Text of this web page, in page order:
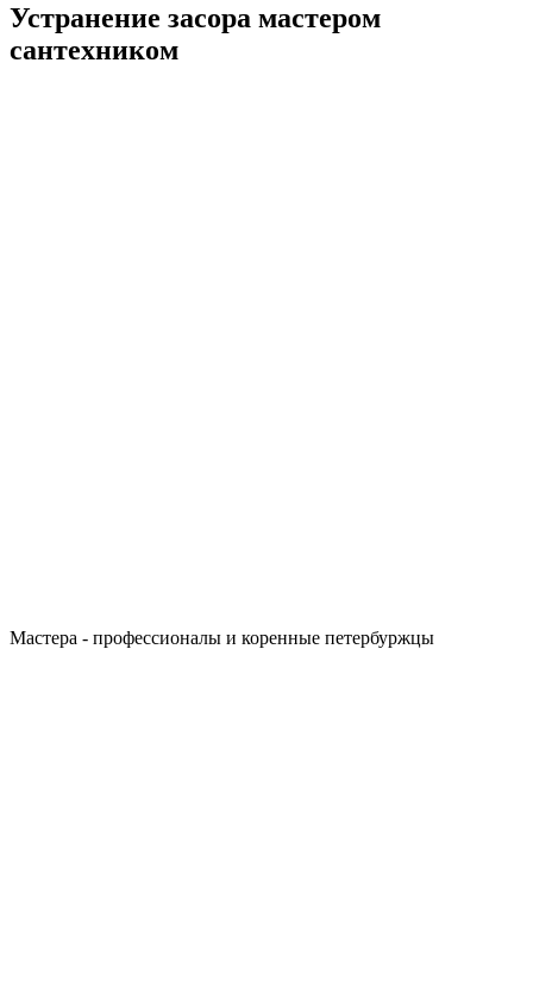
Устранение засора мастером
сантехником
Мастера - профессионалы и коренные петербуржцы